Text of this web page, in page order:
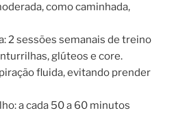
como caminhada,
2 sessões semanais de treino
glúteos e core.
fluida, evitando prender
a cada 50 a 60 minutos